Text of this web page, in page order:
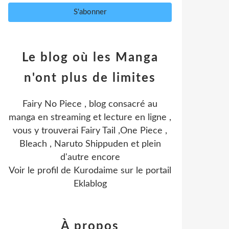
Le blog où les Manga
n'ont plus de limites
Fairy No Piece , blog consacré au
manga en streaming et lecture en ligne ,
vous y trouverai Fairy Tail ,One Piece ,
Bleach , Naruto Shippuden et plein
d'autre encore
Voir le profil de Kurodaime sur le portail
Eklablog
À propos